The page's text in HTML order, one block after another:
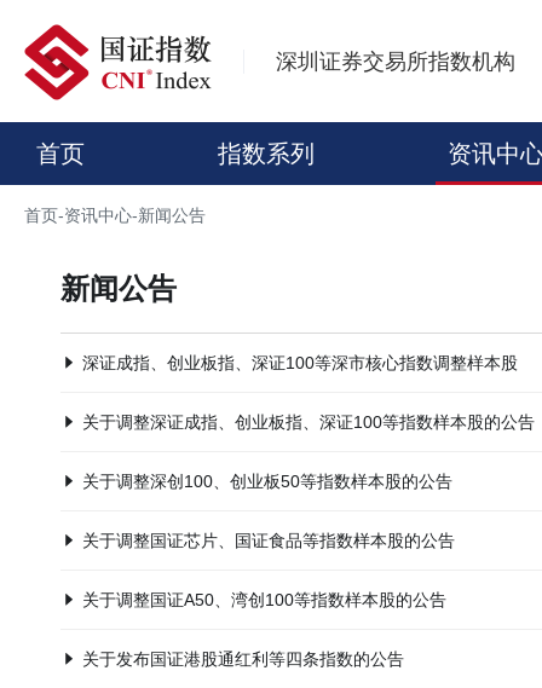
深圳证券交易所指数机构
首页 指数系列 资讯中
首页-资讯中心-新闻公告
新闻公告
深证成指、创业板指、深证100等深市核心指数调整样本股
关于调整深证成指、创业板指、深证100等指数样本股的公告
关于调整深创100、创业板50等指数样本股的公告
关于调整国证芯片、国证食品等指数样本股的公告
关于调整国证A50、湾创100等指数样本股的公告
关于发布国证港股通红利等四条指数的公告